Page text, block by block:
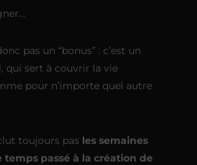
pas un “bonus” : c’est un
qui sert à couvrir la vie
pour n’importe quel autre
toujours pas les semaines
passé à la création de